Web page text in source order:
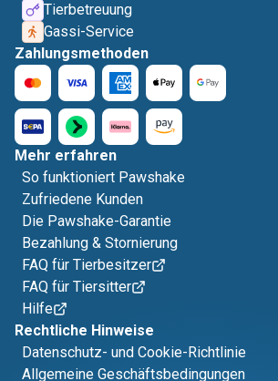
Tierbetreuung
Gassi-Service
Zahlungsmethoden
Mehr erfahren
So funktioniert Pawshake
Zufriedene Kunden
Die Pawshake-Garantie
Bezahlung & Stornierung
FAQ für Tierbesitzer
FAQ für Tiersitter
Hilfe
Rechtliche Hinweise
Datenschutz- und Cookie-Richtlinie
Allgemeine Geschäftsbedingungen